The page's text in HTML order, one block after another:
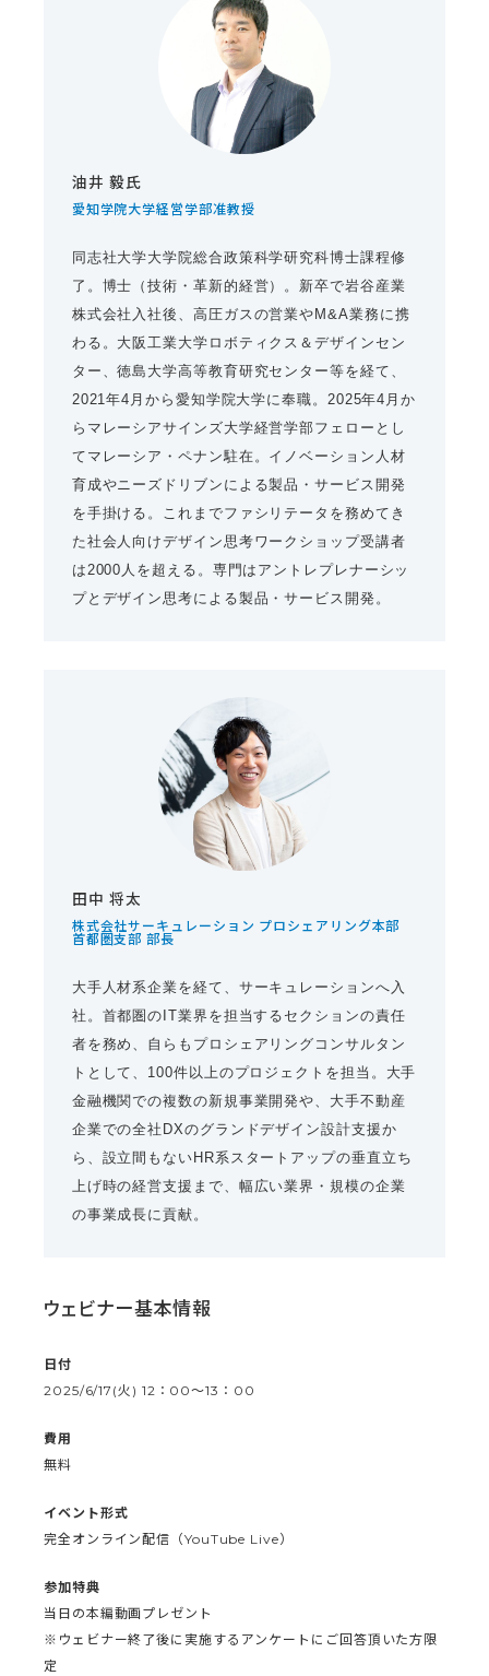
油井 毅氏
愛知学院大学経営学部准教授
同志社大学大学院総合政策科学研究科博士課程修
了。博士（技術・革新的経営）。新卒で岩谷産業
株式会社入社後、高圧ガスの営業やM&A業務に携
わる。大阪工業大学ロボティクス＆デザインセン
ター、徳島大学高等教育研究センター等を経て、
2021年4月から愛知学院大学に奉職。2025年4月か
らマレーシアサインズ大学経営学部フェローとし
てマレーシア・ペナン駐在。イノベーション人材
育成やニーズドリブンによる製品・サービス開発
を手掛ける。これまでファシリテータを務めてき
た社会人向けデザイン思考ワークショップ受講者
は2000人を超える。専門はアントレプレナーシッ
プとデザイン思考による製品・サービス開発。
田中 将太
株式会社サーキュレーション プロシェアリング本部
首都圏支部 部長
大手人材系企業を経て、サーキュレーションへ入
社。首都圏のIT業界を担当するセクションの責任
者を務め、自らもプロシェアリングコンサルタン
トとして、100件以上のプロジェクトを担当。大手
金融機関での複数の新規事業開発や、大手不動産
企業での全社DXのグランドデザイン設計支援か
ら、設立間もないHR系スタートアップの垂直立ち
上げ時の経営支援まで、幅広い業界・規模の企業
の事業成長に貢献。
ウェビナー基本情報
日付
2025/6/17(火) 12：00〜13：00
費用
無料
イベント形式
完全オンライン配信（YouTube Live）
参加特典
当日の本編動画プレゼント
※ウェビナー終了後に実施するアンケートにご回答頂いた方限
定